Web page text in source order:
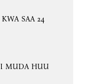
SAA 24
MUDA HUU